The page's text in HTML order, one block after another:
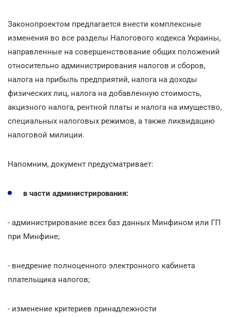
Законопроектом предлагается внести комплексные
изменения во все разделы Налогового кодекса Украины,
направленные на совершенствование общих положений
относительно администрирования налогов и сборов,
налога на прибыль предприятий, налога на доходы
физических лиц, налога на добавленную стоимость,
акцизного налога, рентной платы и налога на имущество,
специальных налоговых режимов, а также ликвидацию
налоговой милиции.
Напомним, документ предусматривает:
в части администрирования:
- администрирование всех баз данных Минфином или ГП
при Минфине;
- внедрение полноценного электронного кабинета
плательщика налогов;
- изменение критериев принадлежности